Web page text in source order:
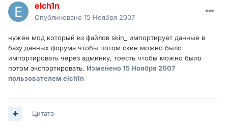
elch1n
Опубликовано 15 Ноября 2007
нужен мод который из файлов skin_ импортирует данные в
базу данных форума чтобы потом скин можно было
импортировать через админку, тоесть чтобы можно было
потом экспортировать. Изменено15 Ноября 2007
пользователем elch1n
Цитата